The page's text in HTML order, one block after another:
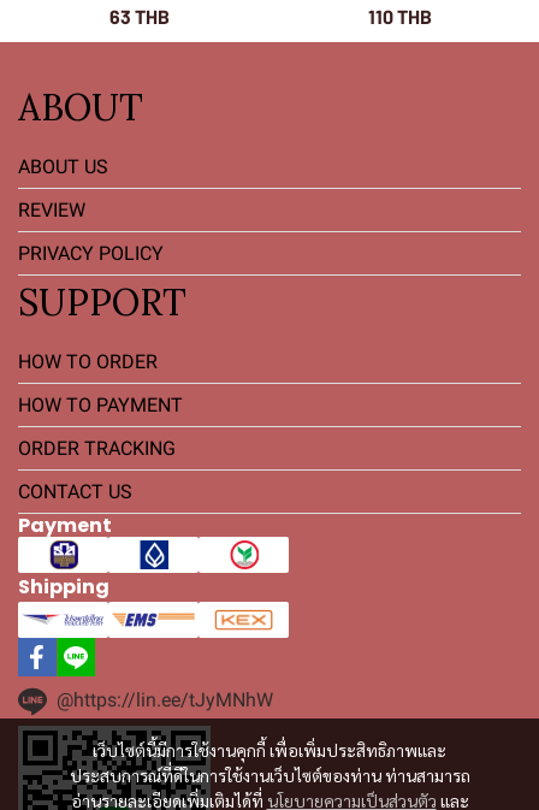
63 THB 110 THB
เว็บไซต์นี้มีการใช้งานคุกกี้ เพื่อเพิ่มประสิทธิภาพและ
ประสบการณ์ที่ดีในการใช้งานเว็บไซต์ของท่าน ท่านสามารถ
อ่านรายละเอียดเพิ่มเติมได้ที่ นโยบายความเป็นส่วนตัว และ
ABOUT
ABOUT US
REVIEW
PRIVACY POLICY
SUPPORT
HOW TO ORDER
HOW TO PAYMENT
ORDER TRACKING
CONTACT US
Payment
Shipping
@https://lin.ee/tJyMNhW